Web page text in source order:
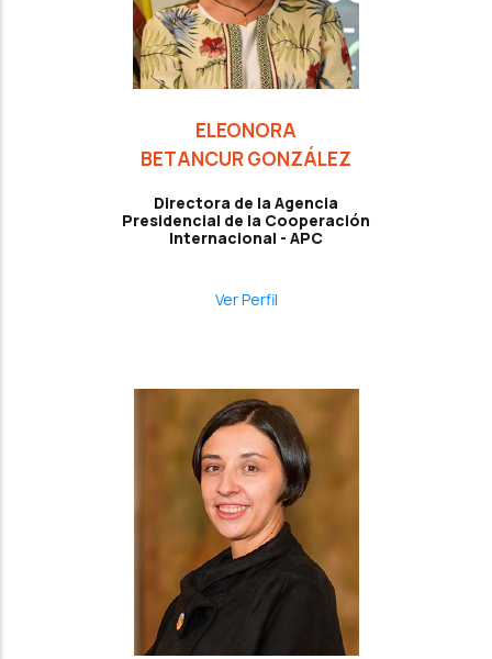
ELEONORA
BETANCUR GONZÁLEZ
Directora de la Agencia
Presidencial de la Cooperación
Internacional - APC
Ver Perfil